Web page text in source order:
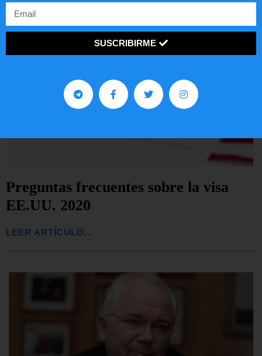
Preguntas frecuentes sobre la visa
EE.UU. 2020
LEER ARTÍCULO...
SUSCRIBIRME